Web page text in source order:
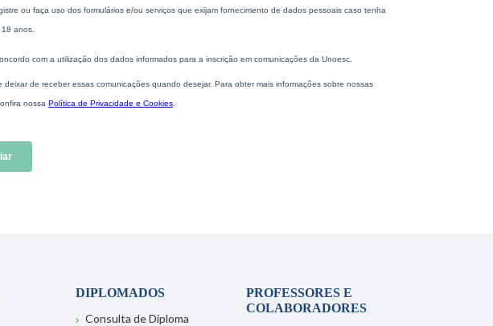
DIPLOMADOS
Consulta de Diploma
PROFESSORES E
COLABORADORES